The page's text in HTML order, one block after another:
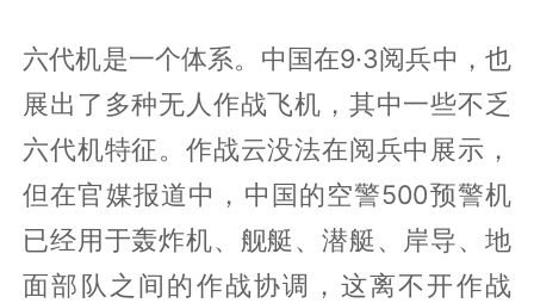
六代机是一个体系。中国在9·3阅兵中，也
展出了多种无人作战飞机，其中一些不乏
六代机特征。作战云没法在阅兵中展示，
但在官媒报道中，中国的空警500预警机
已经用于轰炸机、舰艇、潜艇、岸导、地
面部队之间的作战协调，这离不开作战